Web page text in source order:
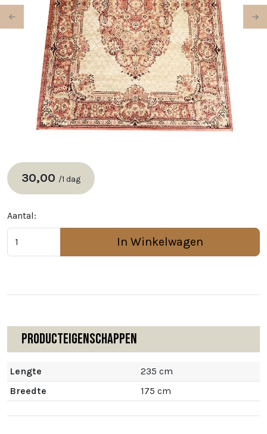
30,00 /1 dag
Aantal:
In Winkelwagen
Previous
Producteigenschappen
Lengte
235 cm
Breedte
175 cm